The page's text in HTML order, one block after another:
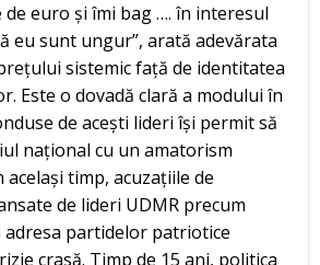
de euro și îmi bag …. în interesul
eu sunt ungur”, arată adevărata
sistemic față de identitatea
Este o dovadă clară a modului în
de acești lideri își permit să
național cu un amatorism
timp, acuzațiile de
de lideri UDMR precum
adresa partidelor patriotice
crasă. Timp de 15 ani, politica